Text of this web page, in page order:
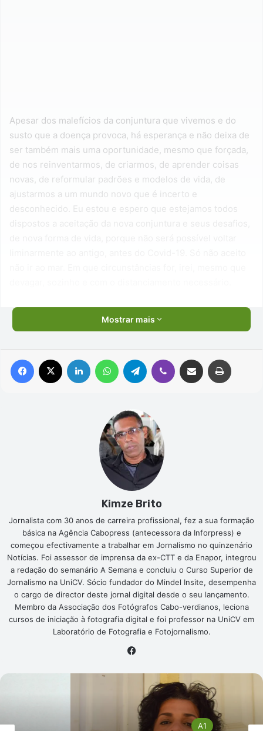
Apesar dos malefícios da conjuntura que vivemos e do
susto que a doença provoca, há esperança e não deixa de
ser também mais uma oportunidade, mesmo que forçada,
de nos reinventarmos, de criarmos, de aprender coisas
novas, de reformular padrões e modelos de vida, de
ajustarmos a um mundo novo que é incerto e
desconhecido. Eu estou e espero que estejamos todos
Mostrar mais
Facebook Linkedin WhatsAppTelegram Viber Compartilhar via e-mail
Kimze Brito
Jornalista com 30 anos de carreira profissional, fez a sua formação
básica na Agência Cabopress (antecessora da Inforpress) e
começou efectivamente a trabalhar em Jornalismo no quinzenário
Notícias. Foi assessor de imprensa da ex-CTT e da Enapor, integrou
a redação do semanário A Semana e concluiu o Curso Superior de
Jornalismo na UniCV. Sócio fundador do Mindel Insite, desempenha
o cargo de director deste jornal digital desde o seu lançamento.
Membro da Associação dos Fotógrafos Cabo-verdianos, leciona
cursos de iniciação à fotografia digital e foi professor na UniCV em
Laboratório de Fotografia e Fotojornalismo.
A1